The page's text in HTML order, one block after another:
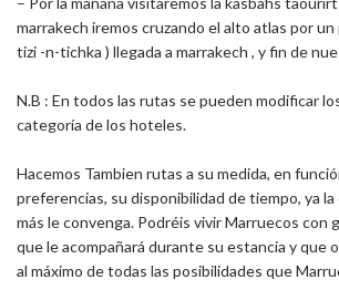
marrakech iremos cruzando el alto atlas por
tizi -n-tichka ) llegada a marrakech , y fin de
N.B : En todos las rutas se pueden modificar
categoría de los hoteles.
Hacemos Tambien rutas a su medida, en
preferencias, su disponibilidad de tiempo, ya
más le convenga. Podréis vivir Marruecos con
que le acompañará durante su estancia y que
al máximo de todas las posibilidades que